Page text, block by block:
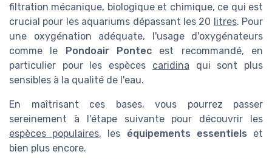
filtration mécanique, biologique et chimique, ce qui est
crucial pour les aquariums dépassant les 20 litres. Pour
une oxygénation adéquate, l'usage d'oxygénateurs
comme le Pondoair Pontec est recommandé, en
particulier pour les espèces caridina qui sont plus
sensibles à la qualité de l'eau.
En maîtrisant ces bases, vous pourrez passer
sereinement à l'étape suivante pour découvrir les
espèces populaires, les équipements essentiels et
bien plus encore.